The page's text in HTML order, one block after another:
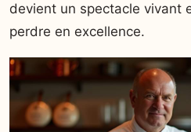
devient un spectacle vivant
perdre en excellence.